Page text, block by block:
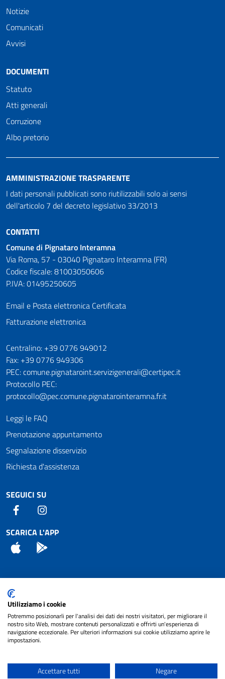
Notizie
Comunicati
Avvisi
DOCUMENTI
Statuto
Atti generali
Corruzione
Albo pretorio
AMMINISTRAZIONE TRASPARENTE
I dati personali pubblicati sono riutilizzabili solo ai sensi
dell'articolo 7 del decreto legislativo 33/2013
CONTATTI
Comune di Pignataro Interamna
Via Roma, 57 - 03040 Pignataro Interamna (FR)
Codice fiscale: 81003050606
P.IVA: 01495250605
Email e Posta elettronica Certificata
Fatturazione elettronica
Numeri utili
Centralino: +39 0776 949012
Fax: +39 0776 949306
PEC: comune.pignataroint.servizigenerali@certipec.it
Protocollo PEC:
protocollo@pec.comune.pignatarointeramna.fr.it
Leggi le FAQ
Prenotazione appuntamento
Segnalazione disservizio
Richiesta d'assistenza
SEGUICI SU
Facebook
SCARICA L'APP
App Store
Attuazione Misure PNRR
Piano di miglioramento del sito
Note legali
cura diNET SMART
Utilizziamo i cookie
Potremmo posizionarli per l'analisi dei dati dei nostri visitatori, per migliorare il
nostro sito Web, mostrare contenuti personalizzati e offrirti un'esperienza di
navigazione eccezionale. Per ulteriori informazioni sui cookie utilizziamo aprire le
impostazioni.
Accettare tutti Negare